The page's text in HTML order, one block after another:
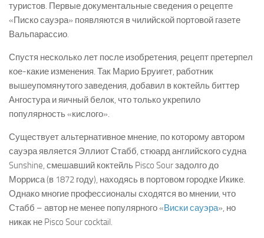
туристов. Первые документальные сведения о рецепте
«Писко сауэра» появляются в чилийской портовой газете
Вальпарассио.
Спустя несколько лет после изобретения, рецепт претерпел
кое-какие изменения. Так Марио Бруигет, работник
вышеупомянутого заведения, добавил в коктейль биттер
Ангостура и яичный белок, что только укрепило
популярность «кислого».
Существует альтернативное мнение, по которому автором
сауэра является Эллиот Стабб, стюард английского судна
Sunshine, смешавший коктейль Pisco Sour задолго до
Морриса (в 1872 году), находясь в портовом городке Икике.
Однако многие профессионалы сходятся во мнении, что
Стабб – автор не менее популярного «Виски сауэра», но
никак не Pisco Sour cocktail.